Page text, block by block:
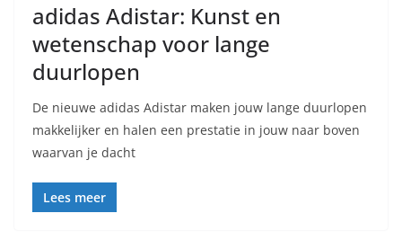
adidas Adistar: Kunst en
wetenschap voor lange
duurlopen
De nieuwe adidas Adistar maken jouw lange duurlopen
makkelijker en halen een prestatie in jouw naar boven
waarvan je dacht
Lees meer